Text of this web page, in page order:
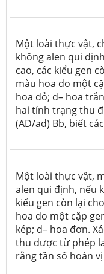
Một loài thực vật,
không alen qui
cao, các kiểu gen
màu hoa do một
hoa đỏ; d– hoa
hai tính trạng thu
(AD/ad) Bb, biết
Một loài thực vật,
alen qui định, nếu
kiểu gen còn lại
hoa do một cặp
kép; d– hoa đơn.
thu được từ phép
rằng tần số hoán vị